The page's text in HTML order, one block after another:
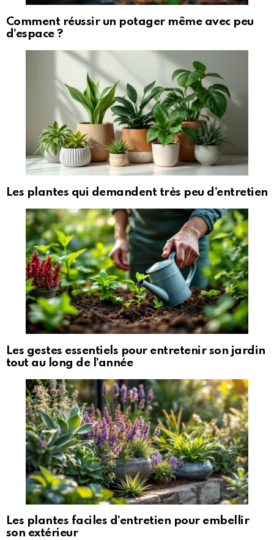
Comment réussir un potager même avec peu
d’espace ?
Les plantes qui demandent très peu d’entretien
Les gestes essentiels pour entretenir son jardin
tout au long de l’année
Les plantes faciles d’entretien pour embellir
son extérieur